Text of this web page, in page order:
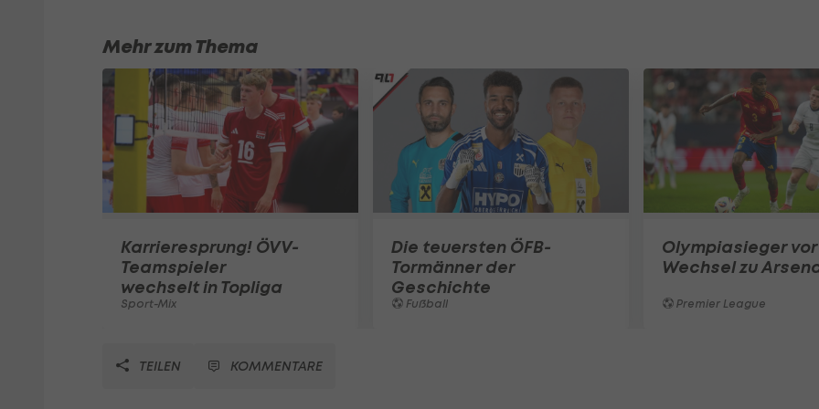
Mehr zum Thema
Karrieresprung! ÖVV-
Teamspieler
wechselt in Topliga
Sport-Mix
Die teuersten ÖFB-
Tormänner der
Geschichte
Fußball
Olympiasieger vor
Wechsel zu
Premier League
TEILEN KOMMENTARE